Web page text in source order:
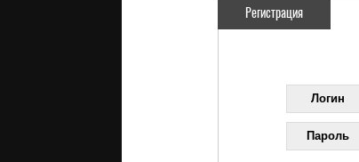
Регистрация
Логин
Пароль